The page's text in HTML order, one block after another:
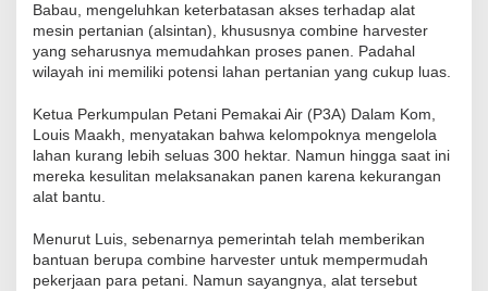
Babau, mengeluhkan keterbatasan akses terhadap alat
mesin pertanian (alsintan), khususnya combine harvester
yang seharusnya memudahkan proses panen. Padahal
wilayah ini memiliki potensi lahan pertanian yang cukup luas.
Ketua Perkumpulan Petani Pemakai Air (P3A) Dalam Kom,
Louis Maakh, menyatakan bahwa kelompoknya mengelola
lahan kurang lebih seluas 300 hektar. Namun hingga saat ini
mereka kesulitan melaksanakan panen karena kekurangan
alat bantu.
Menurut Luis, sebenarnya pemerintah telah memberikan
bantuan berupa combine harvester untuk mempermudah
pekerjaan para petani. Namun sayangnya, alat tersebut